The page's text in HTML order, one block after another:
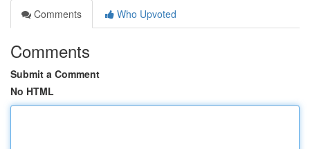
Comments
Who Upvoted
Comments
Submit a Comment
No HTML